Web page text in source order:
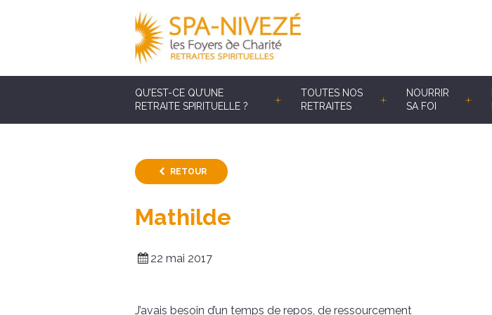
QU’EST-CE QU’UNE
RETRAITE SPIRITUELLE ?
TOUTES NOS
RETRAITES
NOURRIR
SA FOI
RETOUR
Mathilde
22 mai 2017
J’avais besoin d’un temps de repos, de ressourcement